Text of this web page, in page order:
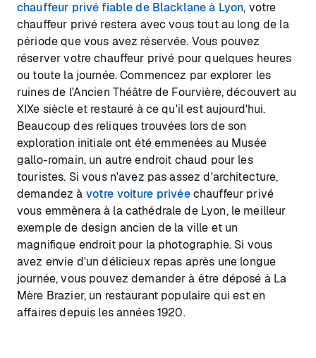
chauffeur privé fiable de Blacklane à Lyon, votre
chauffeur privé restera avec vous tout au long de la
période que vous avez réservée. Vous pouvez
réserver votre chauffeur privé pour quelques heures
ou toute la journée. Commencez par explorer les
ruines de l'Ancien Théâtre de Fourvière, découvert au
XIXe siècle et restauré à ce qu'il est aujourd'hui.
Beaucoup des reliques trouvées lors de son
exploration initiale ont été emmenées au Musée
gallo-romain, un autre endroit chaud pour les
touristes. Si vous n'avez pas assez d'architecture,
demandez à votre voiture privéechauffeur privé
vous emmènera à la cathédrale de Lyon, le meilleur
exemple de design ancien de la ville et un
magnifique endroit pour la photographie. Si vous
avez envie d'un délicieux repas après une longue
journée, vous pouvez demander à être déposé à La
Mère Brazier, un restaurant populaire qui est en
affaires depuis les années 1920.